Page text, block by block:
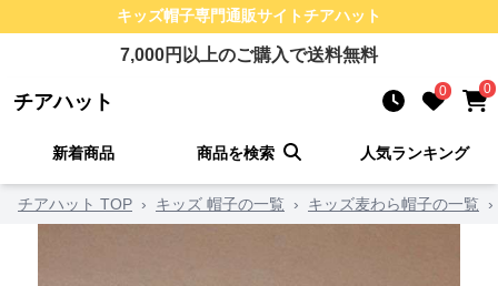
キッズ帽子専門通販サイトチアハット
7,000円以上のご購入で送料無料
チアハット 0 0
新着商品 商品を検索 人気ランキング
チアハット TOP › キッズ 帽子の一覧 › キッズ麦わら帽子の一覧 ›